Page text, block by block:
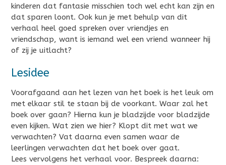
kinderen dat fantasie misschien toch wel echt kan zijn en
dat sparen loont. Ook kun je met behulp van dit
verhaal heel goed spreken over vriendjes en
vriendschap, want is iemand wel een vriend wanneer hij
of zij je uitlacht?
Lesidee
Voorafgaand aan het lezen van het boek is het leuk om
met elkaar stil te staan bij de voorkant. Waar zal het
boek over gaan? Hierna kun je bladzijde voor bladzijde
even kijken. Wat zien we hier? Klopt dit met wat we
verwachten? Vat daarna even samen waar de
leerlingen verwachten dat het boek over gaat.
Lees vervolgens het verhaal voor. Bespreek daarna: